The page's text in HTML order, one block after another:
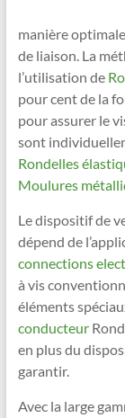
manière
de liaison. La
l’utilisation de
pour cent de la
pour assurer le
sont
Rondelles
Moulures
Le dispositif de
dépend de
connections
à vis
éléments
conducteur
en plus du
garantir.
Avec la large